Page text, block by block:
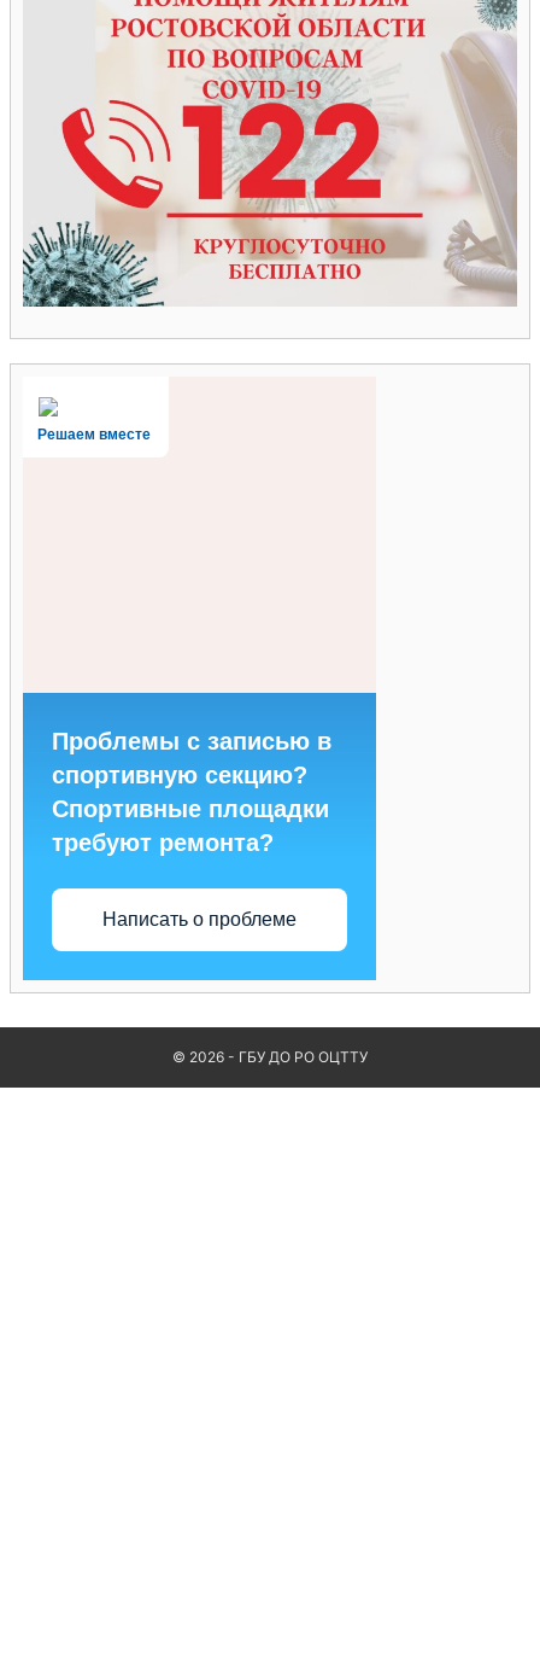
Решаем вместе
Проблемы с записью в
спортивную секцию?
Спортивные площадки
требуют ремонта?
Написать о проблеме
© 2026 - ГБУ ДО РО ОЦТТУ